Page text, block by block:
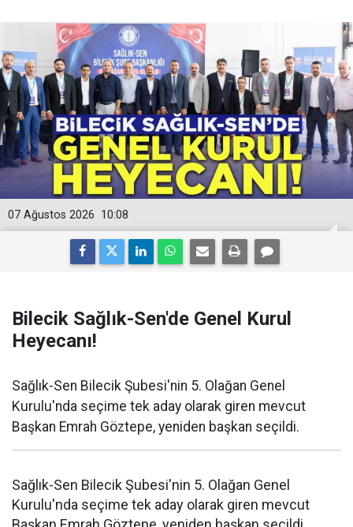
10:08
07 Ağustos 2026
Bilecik Sağlık-Sen'de Genel Kurul
Heyecanı!
Sağlık-Sen Bilecik Şubesi'nin 5. Olağan Genel
Kurulu'nda seçime tek aday olarak giren mevcut
Başkan Emrah Göztepe, yeniden başkan seçildi.
Sağlık-Sen Bilecik Şubesi'nin 5. Olağan Genel
Kurulu'nda seçime tek aday olarak giren mevcut